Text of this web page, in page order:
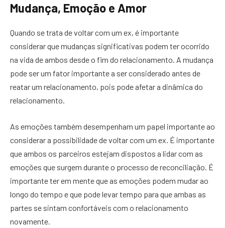
Mudança, Emoção e Amor
Quando se trata de voltar com um ex, é importante
considerar que mudanças significativas podem ter ocorrido
na vida de ambos desde o fim do relacionamento. A mudança
pode ser um fator importante a ser considerado antes de
reatar um relacionamento, pois pode afetar a dinâmica do
relacionamento.
As emoções também desempenham um papel importante ao
considerar a possibilidade de voltar com um ex. É importante
que ambos os parceiros estejam dispostos a lidar com as
emoções que surgem durante o processo de reconciliação. É
importante ter em mente que as emoções podem mudar ao
longo do tempo e que pode levar tempo para que ambas as
partes se sintam confortáveis ​​com o relacionamento
novamente.